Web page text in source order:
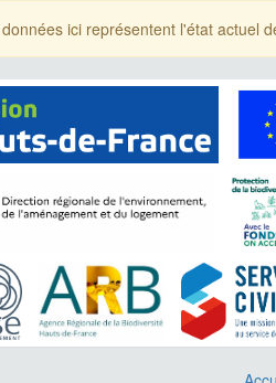
ici représentent l'état actuel